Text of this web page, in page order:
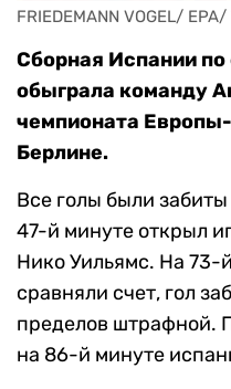
FRIEDEMANN VOGEL/ EPA/
Сборная Испании по
обыграла команду
чемпионата
Берлине.
Все голы были
47-й минуте открыл
Нико Уильямс. На 73-
сравняли счет, гол
пределов штрафной.
на 86-й минуте